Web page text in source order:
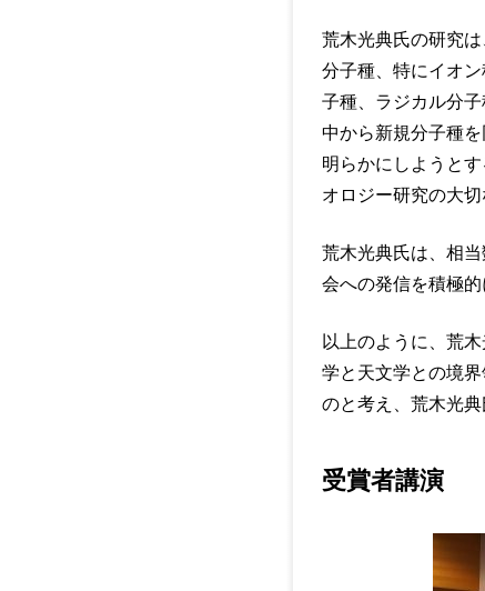
荒木光典氏の研究
分子種、特にイオ
子種、ラジカル分
中から新規分子種
明らかにしようと
オロジー研究の大切
荒木光典氏は、相
会への発信を積極的
以上のように、荒
学と天文学との境
のと考え、荒木光典
受賞者講演